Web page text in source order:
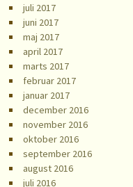
juli 2017
juni 2017
maj 2017
april 2017
marts 2017
februar 2017
januar 2017
december 2016
november 2016
oktober 2016
september 2016
august 2016
juli 2016